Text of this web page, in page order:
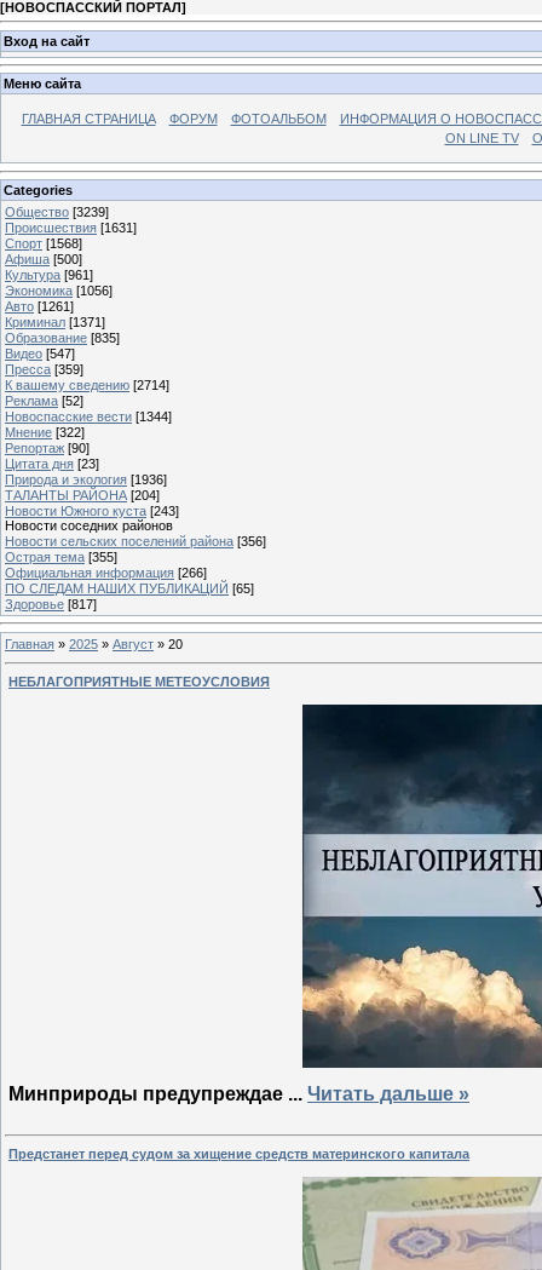
[НОВОСПАССКИЙ ПОРТАЛ]
Вход на сайт
Меню сайта
ГЛАВНАЯ СТРАНИЦА ФОРУМ ФОТОАЛЬБОМ
ИНФОРМАЦИЯ О
ON LINE TV
Categories
Общество [3239]
Происшествия [1631]
Спорт [1568]
Афиша [500]
Культура [961]
Экономика [1056]
Авто [1261]
Криминал [1371]
Образование [835]
Видео [547]
Пресса [359]
К вашему сведению [2714]
Реклама [52]
Новоспасские вести [1344]
Мнение [322]
Репортаж [90]
Цитата дня [23]
Природа и экология [1936]
ТАЛАНТЫ РАЙОНА [204]
Новости Южного куста [243]
Новости соседних районов
Новости сельских поселений района [356]
Острая тема [355]
Официальная информация [266]
ПО СЛЕДАМ НАШИХ ПУБЛИКАЦИЙ [65]
Здоровье [817]
Главная » 2025 » Август » 20
НЕБЛАГОПРИЯТНЫЕ МЕТЕОУСЛОВИЯ
Минприроды предупреждае ... Читать дальше »
Предстанет перед судом за хищение средств материнского капитала